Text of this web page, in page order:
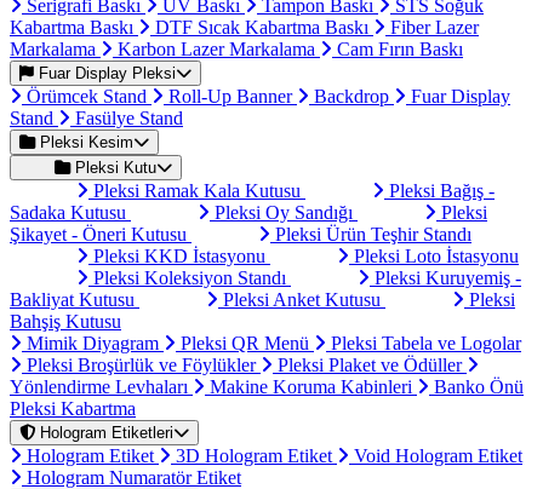
Serigrafi Baskı UV Baskı Tampon Baskı
STS Soğuk
Kabartma Baskı
DTF Sıcak Kabartma Baskı
Fiber Lazer
Markalama
Karbon Lazer Markalama Cam Fırın Baskı
Fuar Display Pleksi
Örümcek Stand Roll-Up Banner Backdrop
Fuar Display
Stand
Fasülye Stand
Pleksi Kesim
Pleksi Kutu
Pleksi Ramak Kala Kutusu
Pleksi Bağış -
Sadaka Kutusu
Pleksi Oy Sandığı
Pleksi
Şikayet - Öneri Kutusu
Pleksi Ürün Teşhir Standı
Pleksi KKD İstasyonu
Pleksi Loto İstasyonu
Pleksi Koleksiyon Standı
Pleksi Kuruyemiş -
Bakliyat Kutusu
Pleksi Anket Kutusu
Pleksi
Bahşiş Kutusu
Mimik Diyagram
Pleksi QR Menü
Pleksi Tabela ve Logolar
Pleksi Broşürlük ve Föylükler
Pleksi Plaket ve Ödüller
Yönlendirme Levhaları
Makine Koruma Kabinleri
Banko Önü
Pleksi Kabartma
Hologram Etiketleri
Hologram Etiket 3D Hologram Etiket
Void Hologram Etiket
Hologram Numaratör Etiket